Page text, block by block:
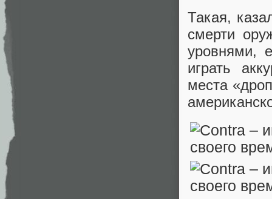
Такая,
смерти
уровнями,
играть
места